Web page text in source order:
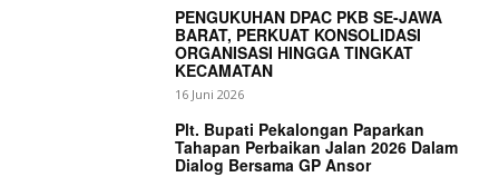
PENGUKUHAN DPAC PKB SE-JAWA
BARAT, PERKUAT KONSOLIDASI
ORGANISASI HINGGA TINGKAT
KECAMATAN
16 Juni 2026
Plt. Bupati Pekalongan Paparkan
Tahapan Perbaikan Jalan 2026 Dalam
Dialog Bersama GP Ansor